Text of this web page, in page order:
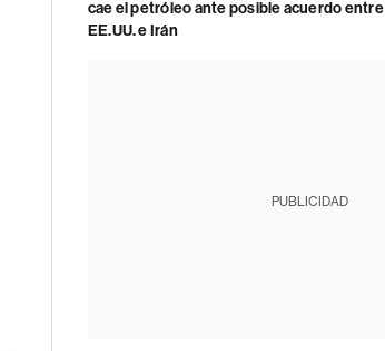
cae el petróleo ante posible acuerdo entre
EE.UU. e Irán
PUBLICIDAD